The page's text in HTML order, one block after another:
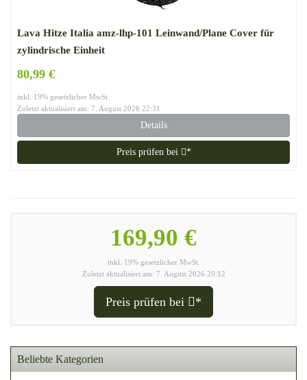
Lava Hitze Italia amz-lhp-101 Leinwand/Plane Cover für
zylindrische Einheit
80,99 €
inkl. 19% gesetzlicher MwSt.
Zuletzt aktualisiert am: 7. August 2026 22:31
Details
Preis prüfen bei *
169,90 €
inkl. 19% gesetzlicher MwSt.
Zuletzt aktualisiert am: 7. August 2026 20:12
Preis prüfen bei *
Beliebte Kategorien